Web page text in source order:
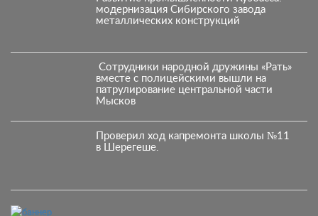
модернизация Сибирского завода
металлических конструкций
Сотрудники народной дружины «Рать»
вместе с полицейскими вышли на
патрулирование центральной части
Мысков
Проверил ход капремонта школы №11
в Шерегеше.